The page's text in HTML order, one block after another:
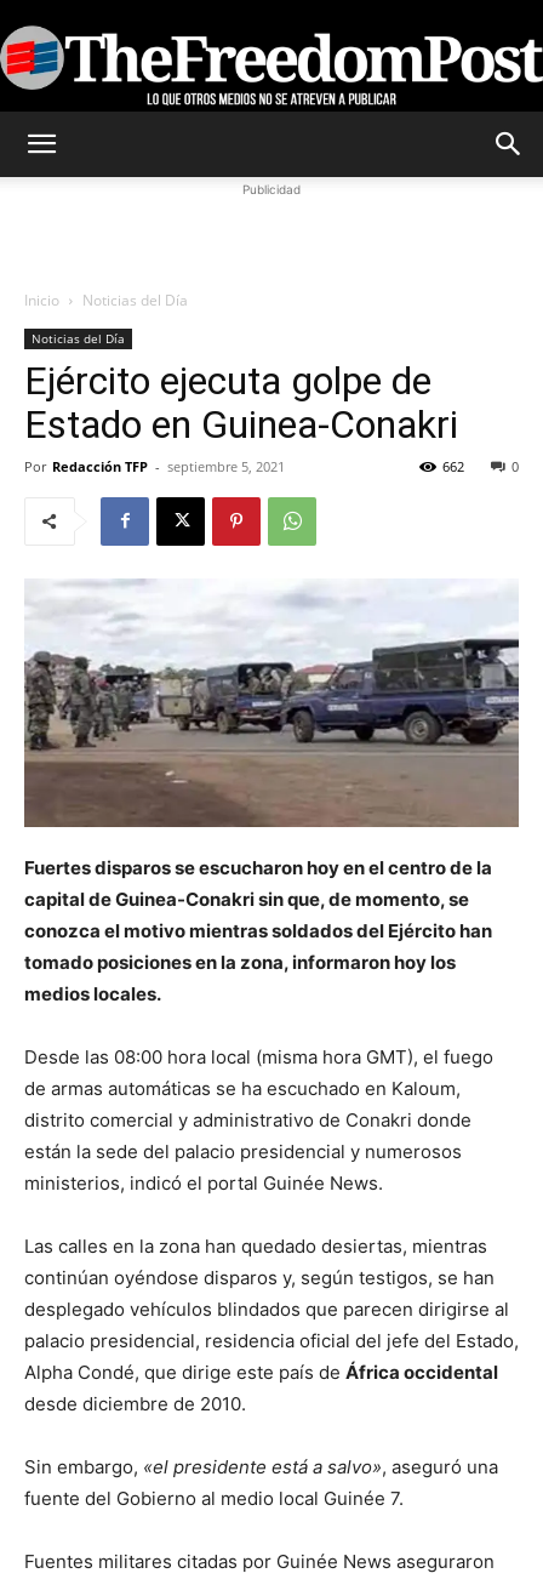
Publicidad
Inicio Noticias del Día
Noticias del Día
Ejército ejecuta golpe de
Estado en Guinea-Conakri
Por Redacción TFP - septiembre 5, 2021 0
662
Fuertes disparos se escucharon hoy en el centro de la
capital de Guinea-Conakri sin que, de momento, se
conozca el motivo mientras soldados del Ejército han
tomado posiciones en la zona, informaron hoy los
medios locales.
Desde las 08:00 hora local (misma hora GMT), el fuego
de armas automáticas se ha escuchado en Kaloum,
distrito comercial y administrativo de Conakri donde
están la sede del palacio presidencial y numerosos
ministerios, indicó el portal Guinée News.
Las calles en la zona han quedado desiertas, mientras
continúan oyéndose disparos y, según testigos, se han
desplegado vehículos blindados que parecen dirigirse al
palacio presidencial, residencia oficial del jefe del Estado,
Alpha Condé, que dirige este país de África occidental
desde diciembre de 2010.
Sin embargo, «el presidente está a salvo», aseguró una
fuente del Gobierno al medio local Guinée 7.
Fuentes militares citadas por Guinée News aseguraron